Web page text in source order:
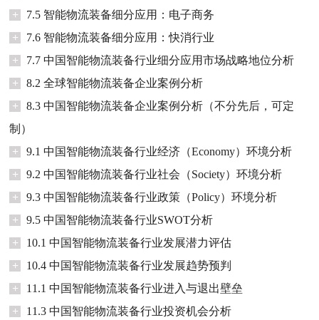
+
7.5 智能物流装备细分应用：电子商务
+
7.6 智能物流装备细分应用：快消行业
+
7.7 中国智能物流装备行业细分应用市场战略地位分析
+
8.2 全球智能物流装备企业案例分析
+
8.3 中国智能物流装备企业案例分析（不分先后，可定
制）
+
9.1 中国智能物流装备行业经济（Economy）环境分析
+
9.2 中国智能物流装备行业社会（Society）环境分析
+
9.3 中国智能物流装备行业政策（Policy）环境分析
+
9.5 中国智能物流装备行业SWOT分析
+
10.1 中国智能物流装备行业发展潜力评估
+
10.4 中国智能物流装备行业发展趋势预判
+
11.1 中国智能物流装备行业进入与退出壁垒
+
11.3 中国智能物流装备行业投资机会分析